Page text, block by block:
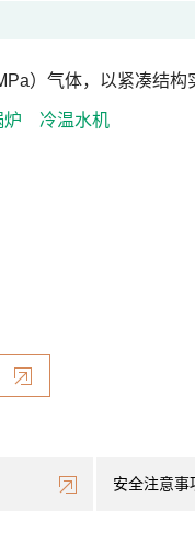
）气体，以紧凑结构
炉 冷温水机
安全注意事